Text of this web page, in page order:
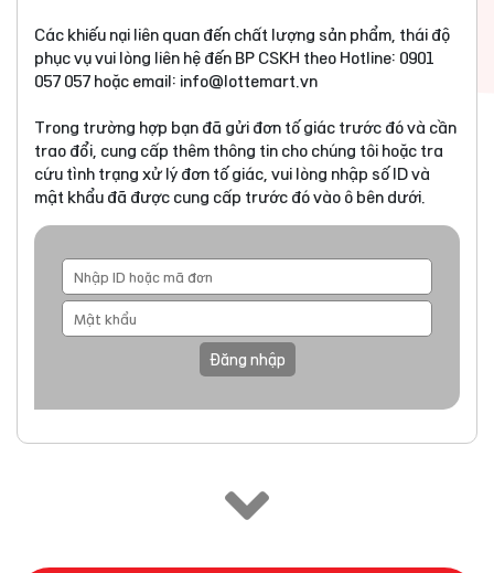
Các khiếu nại liên quan đến chất lượng sản phẩm, thái độ
phục vụ vui lòng liên hệ đến BP CSKH theo Hotline: 0901
057 057 hoặc email: info@lottemart.vn
Trong trường hợp bạn đã gửi đơn tố giác trước đó và cần
trao đổi, cung cấp thêm thông tin cho chúng tôi hoặc tra
cứu tình trạng xử lý đơn tố giác, vui lòng nhập số ID và
mật khẩu đã được cung cấp trước đó vào ô bên dưới.
Đăng nhập